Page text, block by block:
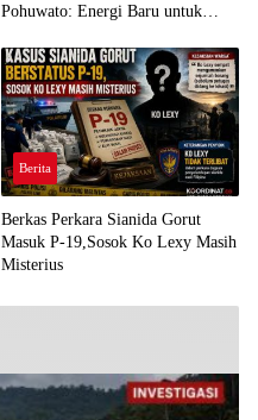
Pohuwato: Energi Baru untuk
Berita
Berkas Perkara Sianida Gorut
Masuk P-19,Sosok Ko Lexy Masih
Misterius